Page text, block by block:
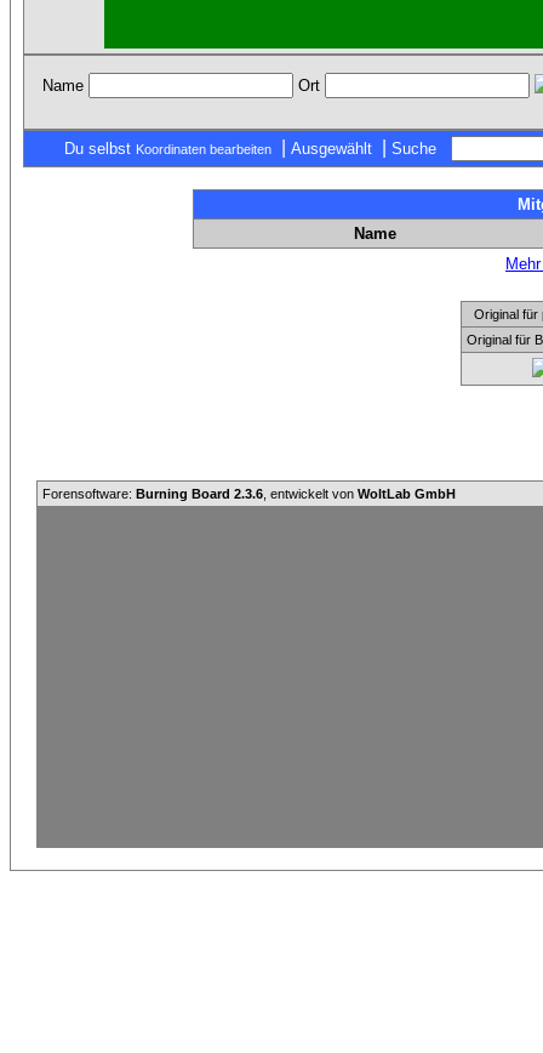
Name Ort
Du selbst Koordinaten bearbeiten Ausgewählt Suche
Name
Original für
Original für
Forensoftware: Burning Board 2.3.6 , entwickelt von WoltLab GmbH